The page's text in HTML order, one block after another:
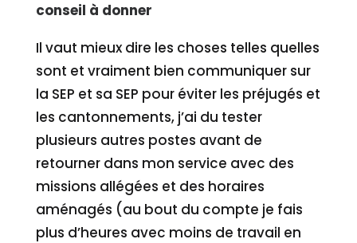
conseil à donner
Il vaut mieux dire les choses telles quelles
sont et vraiment bien communiquer sur
la SEP et sa SEP pour éviter les préjugés et
les cantonnements, j’ai du tester
plusieurs autres postes avant de
retourner dans mon service avec des
missions allégées et des horaires
aménagés (au bout du compte je fais
plus d’heures avec moins de travail en